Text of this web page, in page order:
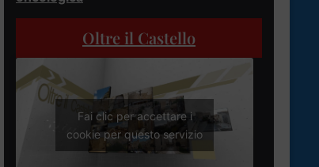
Oltre il Castello
Fai clic per accettare i
cookie per questo servizio